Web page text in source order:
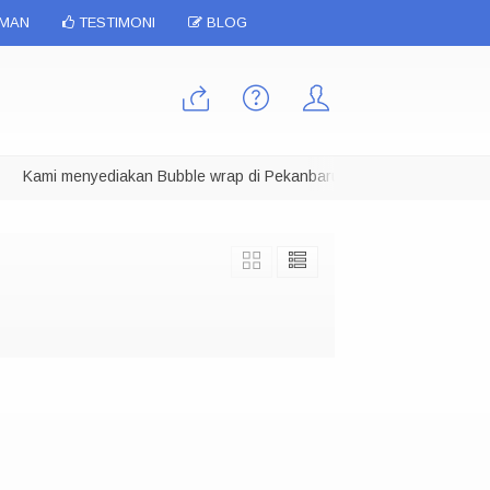
TESTIMONI BLOG
Kami menyediakan Bubble wrap di Pekanbaru dalam berbagai